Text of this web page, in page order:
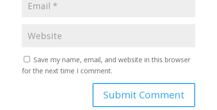
Save my name, email, and website in this browser
for the next time I comment.